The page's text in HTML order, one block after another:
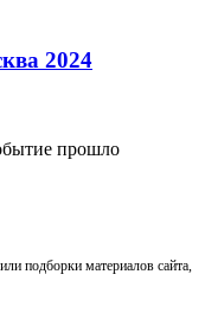
2024
прошло
подборки материалов сайта,